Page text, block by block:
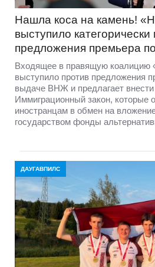
Нашла коса на камень!
выступило категорически
предложения премьера
Входящее в правящую коалицию
выступило против предложения
выдаче ВНЖ и предлагает внести
Иммиграционный закон, которые
иностранцам в обмен на
государством фонды
ДАУГАВПИЛС